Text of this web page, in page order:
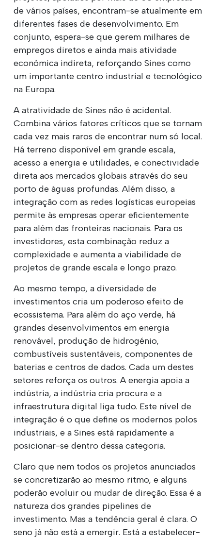
de vários países, encontram-se atualmente em
diferentes fases de desenvolvimento. Em
conjunto, espera-se que gerem milhares de
empregos diretos e ainda mais atividade
económica indireta, reforçando Sines como
um importante centro industrial e tecnológico
na Europa.
A atratividade de Sines não é acidental.
Combina vários fatores críticos que se tornam
cada vez mais raros de encontrar num só local.
Há terreno disponível em grande escala,
acesso a energia e utilidades, e conectividade
direta aos mercados globais através do seu
porto de águas profundas. Além disso, a
integração com as redes logísticas europeias
permite às empresas operar eficientemente
para além das fronteiras nacionais. Para os
investidores, esta combinação reduz a
complexidade e aumenta a viabilidade de
projetos de grande escala e longo prazo.
Ao mesmo tempo, a diversidade de
investimentos cria um poderoso efeito de
ecossistema. Para além do aço verde, há
grandes desenvolvimentos em energia
renovável, produção de hidrogénio,
combustíveis sustentáveis, componentes de
baterias e centros de dados. Cada um destes
setores reforça os outros. A energia apoia a
indústria, a indústria cria procura e a
infraestrutura digital liga tudo. Este nível de
integração é o que define os modernos polos
industriais, e a Sines está rapidamente a
posicionar-se dentro dessa categoria.
Claro que nem todos os projetos anunciados
se concretizarão ao mesmo ritmo, e alguns
poderão evoluir ou mudar de direção. Essa é a
natureza dos grandes pipelines de
investimento. Mas a tendência geral é clara. O
seno já não está a emergir. Está a estabelecer-